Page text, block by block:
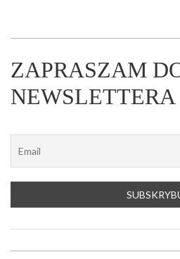
ZAPRASZAM
NEWSLETTERA